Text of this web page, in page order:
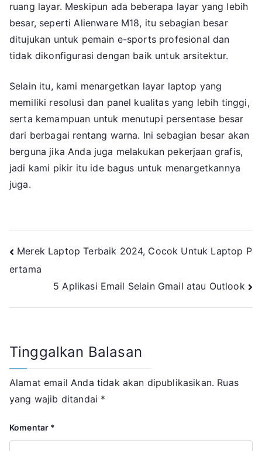
ruang layar. Meskipun ada beberapa layar yang lebih
besar, seperti Alienware M18, itu sebagian besar
ditujukan untuk pemain e-sports profesional dan
tidak dikonfigurasi dengan baik untuk arsitektur.
Selain itu, kami menargetkan layar laptop yang
memiliki resolusi dan panel kualitas yang lebih tinggi,
serta kemampuan untuk menutupi persentase besar
dari berbagai rentang warna. Ini sebagian besar akan
berguna jika Anda juga melakukan pekerjaan grafis,
jadi kami pikir itu ide bagus untuk menargetkannya
juga.
Navigasi
pos
Merek Laptop Terbaik 2024, Cocok Untuk Laptop P
ertama
5 Aplikasi Email Selain Gmail atau Outlook
Tinggalkan Balasan
Alamat email Anda tidak akan dipublikasikan. Ruas
yang wajib ditandai *
Komentar *